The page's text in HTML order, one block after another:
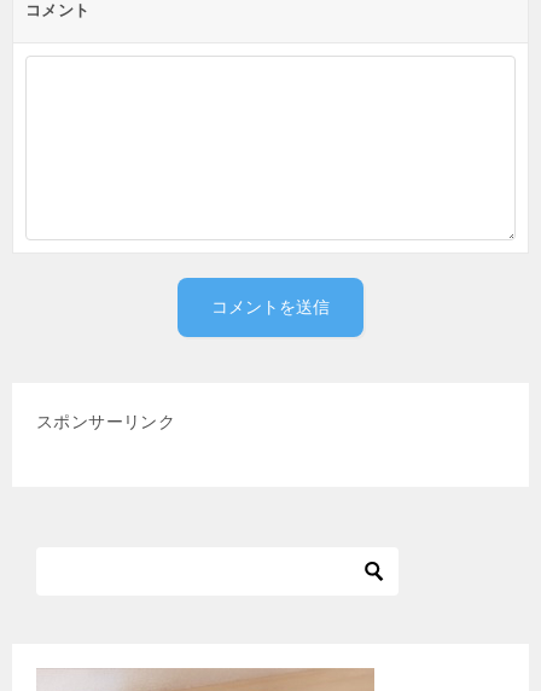
コメント
スポンサーリンク